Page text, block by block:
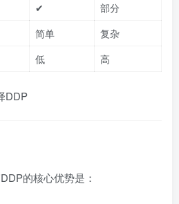
✔
部分
简单
复杂
低 高
DDP
的核心优势是：